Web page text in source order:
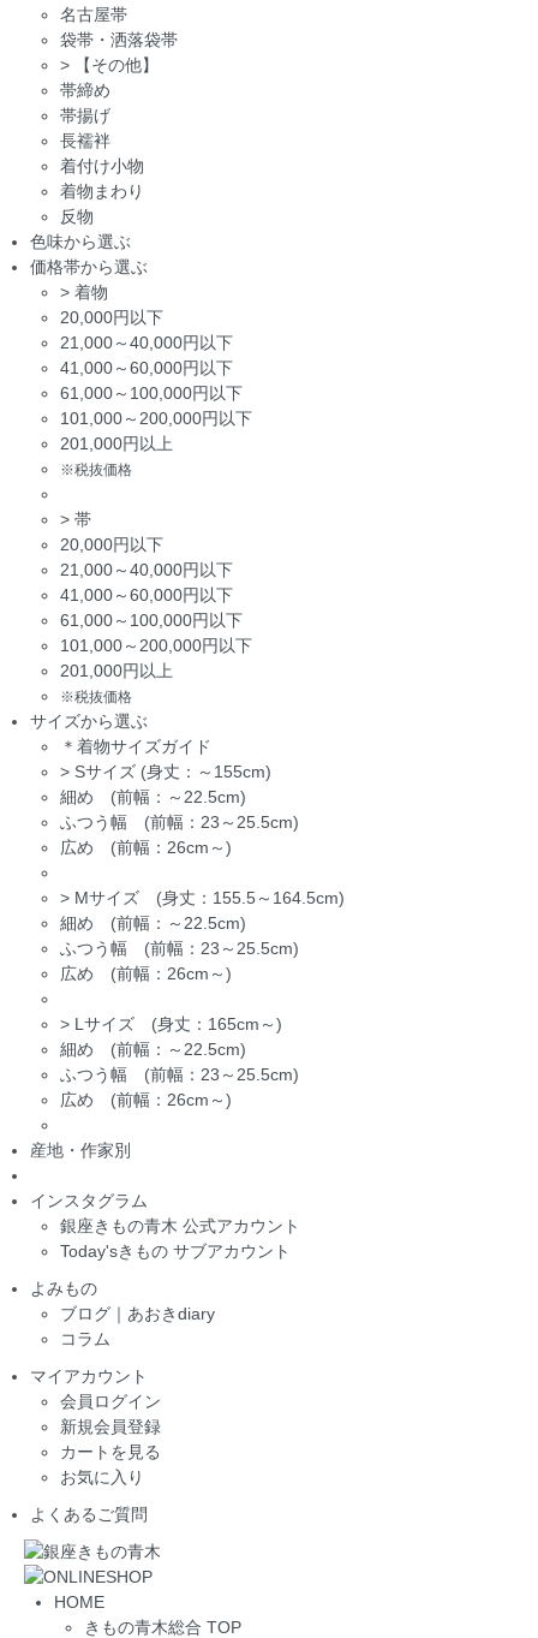
名古屋帯
袋帯・洒落袋帯
>
【その他】
帯締め
帯揚げ
長襦袢
着付け小物
着物まわり
反物
色味から選ぶ
価格帯から選ぶ
> 着物
20,000円以下
21,000～40,000円以下
41,000～60,000円以下
61,000～100,000円以下
101,000～200,000円以下
201,000円以上
※税抜価格
> 帯
20,000円以下
21,000～40,000円以下
41,000～60,000円以下
61,000～100,000円以下
101,000～200,000円以下
201,000円以上
※税抜価格
サイズから選ぶ
＊着物サイズガイド
> Sサイズ (身丈：～155cm)
細め (前幅：～22.5cm)
ふつう幅 (前幅：23～25.5cm)
広め (前幅：26cm～)
> Mサイズ (身丈：155.5～164.5cm)
細め (前幅：～22.5cm)
ふつう幅 (前幅：23～25.5cm)
広め (前幅：26cm～)
> Lサイズ (身丈：165cm～)
細め (前幅：～22.5cm)
ふつう幅 (前幅：23～25.5cm)
広め (前幅：26cm～)
産地・作家別
インスタグラム
銀座きもの青木 公式アカウント
Today'sきもの サブアカウント
よみもの
ブログ｜あおきdiary
コラム
マイアカウント
会員ログイン
新規会員登録
カートを見る
お気に入り
よくあるご質問
HOME
きもの青木総合 TOP